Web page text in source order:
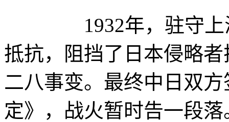
1932年，驻守上海
抵抗，阻挡了日本侵略
二八事变。最终中日双
定》，战火暂时告一段